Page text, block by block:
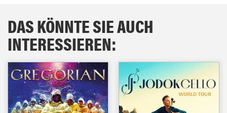
DAS KÖNNTE SIE AUCH
INTERESSIEREN: